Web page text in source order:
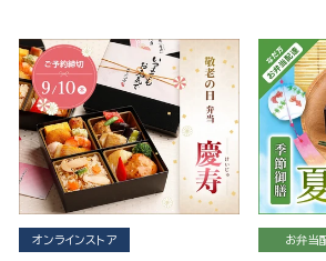
オンラインストア お弁当